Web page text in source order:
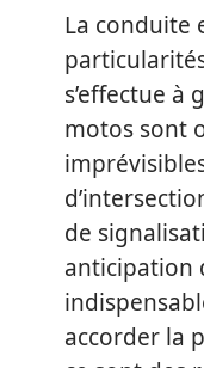
La conduite
s’effectue à
motos sont
de
anticipation
accorder la